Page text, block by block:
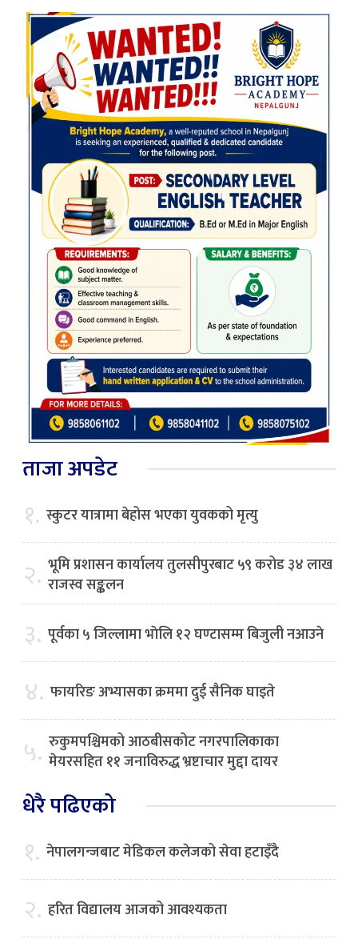
ताजा अपडेट
१. स्कुटर यात्रामा बेहोस भएका युवकको मृत्यु
२. भूमि प्रशासन कार्यालय तुलसीपुरबाट ५९ करोड ३४ लाख
राजस्व सङ्कलन
३. पूर्वका ५ जिल्लामा भाेलि १२ घण्टासम्म बिजुली नआउने
४. फायरिङ अभ्यासका क्रममा दुई सैनिक घाइते
५. रुकुमपश्चिमको आठबीसकोट नगरपालिकाका
मेयरसहित ११ जनाविरुद्ध भ्रष्टाचार मुद्दा दायर
धेरै पढिएको
१. नेपालगन्जबाट मेडिकल कलेजको सेवा हटाइँदै
२. हरित विद्यालय आजको आवश्यकता